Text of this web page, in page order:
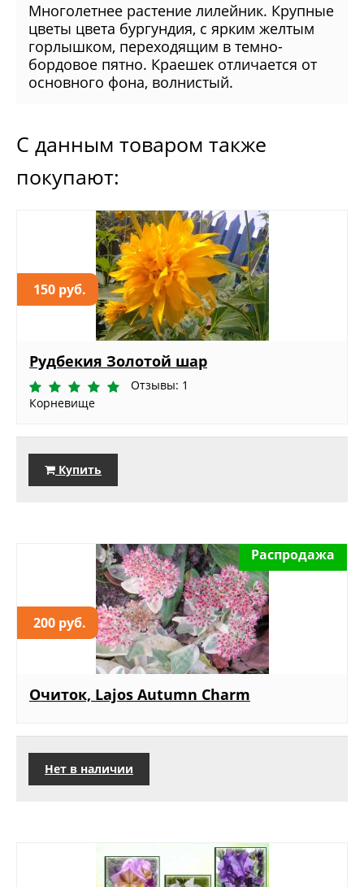
Многолетнее растение лилейник. Крупные
цветы цвета бургундия, с ярким желтым
горлышком, переходящим в темно-
бордовое пятно. Краешек отличается от
основного фона, волнистый.
С данным товаром также
покупают:
150 руб.
Рудбекия Золотой шар
Отзывы: 1
Корневище
Купить
200 руб.
Распродажа
Очиток, Lajos Autumn Charm
Нет в наличии